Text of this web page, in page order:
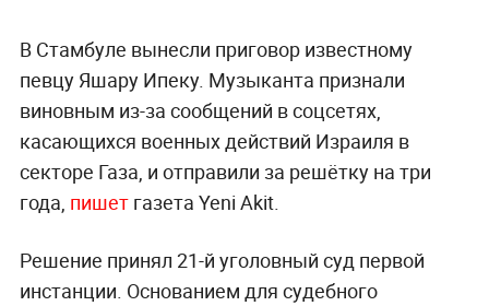
В Стамбуле вынесли приговор известному
певцу Яшару Ипеку. Музыканта признали
виновным из-за сообщений в соцсетях,
касающихся военных действий Израиля в
секторе Газа, и отправили за решётку на три
года, пишет газета Yeni Akit.
Решение принял 21-й уголовный суд первой
инстанции. Основанием для судебного